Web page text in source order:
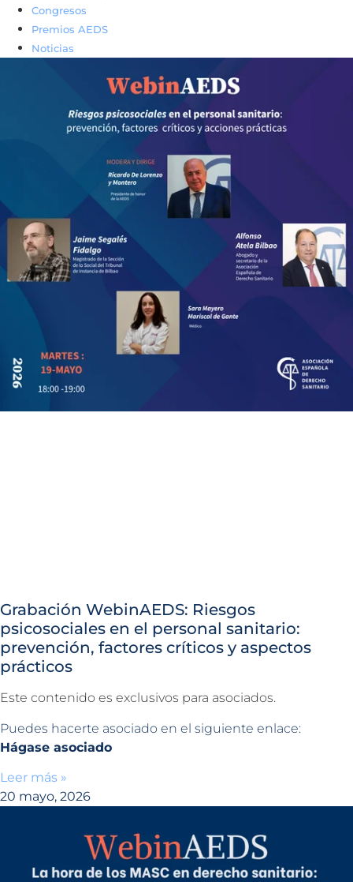
Congresos
Premios AEDS
Noticias
Grabación WebinAEDS: Riesgos
psicosociales en el personal sanitario:
prevención, factores críticos y aspectos
prácticos
Este contenido es exclusivos para asociados.
Puedes hacerte asociado en el siguiente enlace:
Hágase asociado
Leer más »
20 mayo, 2026